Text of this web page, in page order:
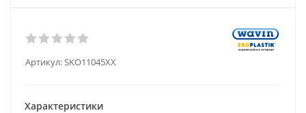
Артикул:SKO11045XX
Характеристики